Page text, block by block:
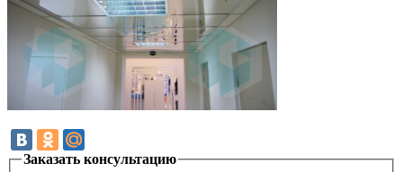
Заказать консультацию